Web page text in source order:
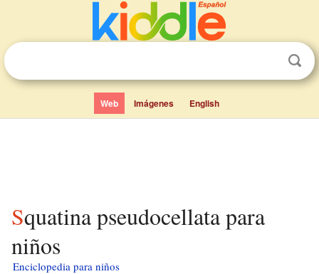
Web Imágenes English
Squatina pseudocellata para
niños
Enciclopedia para niños